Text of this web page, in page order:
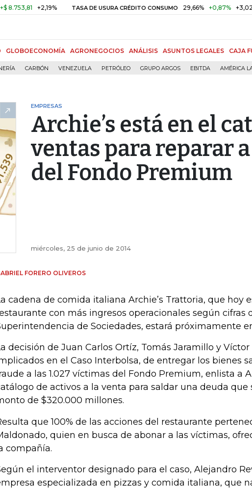
+2,19% TASA DE USURA CRÉDITO CONSUMO 29,66% +0,87% +3,02%
GLOBOECONOMÍA AGRONEGOCIOS ANÁLISIS ASUNTOS LEGALES CAJA
CARBÓN VENEZUELA PETRÓLEO GRUPO ARGOS EBITDA AMÉRICA
EMPRESAS
Archie’s está en el
ventas para reparar
del Fondo Premium
miércoles, 25 de junio de 2014
FORERO OLIVEROS
cadena de comida italiana Archie’s Trattoria, que hoy
con más ingresos operacionales según cifras
de Sociedades, estará próximamente
decisión de Juan Carlos Ortíz, Tomás Jaramillo y
en el Caso Interbolsa, de entregar los bienes
a las 1.027 víctimas del Fondo Premium, enlista a
de activos a la venta para saldar una deuda que
de $320.000 millones.
que 100% de las acciones del restaurante
quien en busca de abonar a las víctimas,
compañía.
el interventor designado para el caso, Alejandro
especializada en pizzas y comida italiana, que